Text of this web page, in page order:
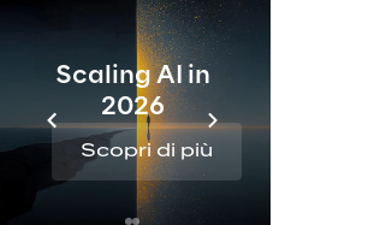
Scaling AI in
2026
Scopri di più